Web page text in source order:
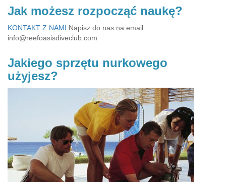
Jak możesz rozpocząć naukę?
KONTAKT Z NAMI Napisz do nas na email
info@reefoasisdiveclub.com
Jakiego sprzętu nurkowego
użyjesz?